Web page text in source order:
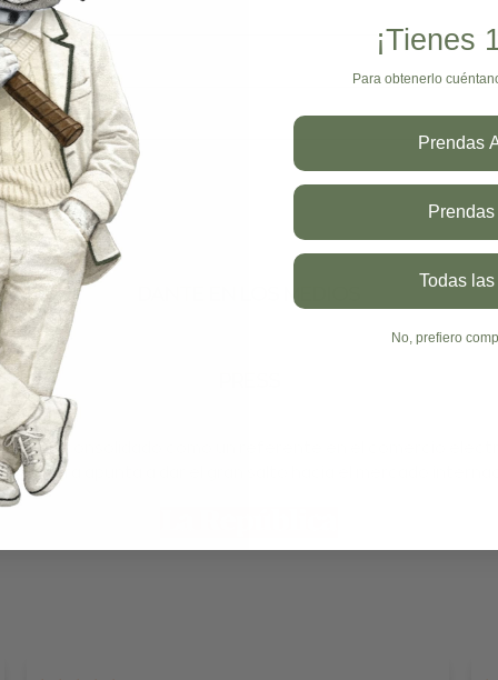
DANTE EN LOS MEDIOS
se ha consolidado como un referente en el comercio
y ahora apunta a dar el gran salto hacia el mercado
¡Tienes
Para obtenerlo
Prendas
Todas
No, prefiero